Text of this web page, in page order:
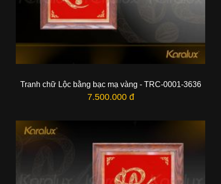
Tranh chữ Lộc bằng bạc mạ vàng - TRC-0001-3636
7.500.000 đ